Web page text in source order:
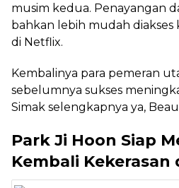
musim kedua. Penayangan
bahkan lebih mudah diakses
di Netflix.
Kembalinya para pemeran
sebelumnya sukses
Simak selengkapnya ya,
Park Ji Hoon Siap
Kembali Kekerasan